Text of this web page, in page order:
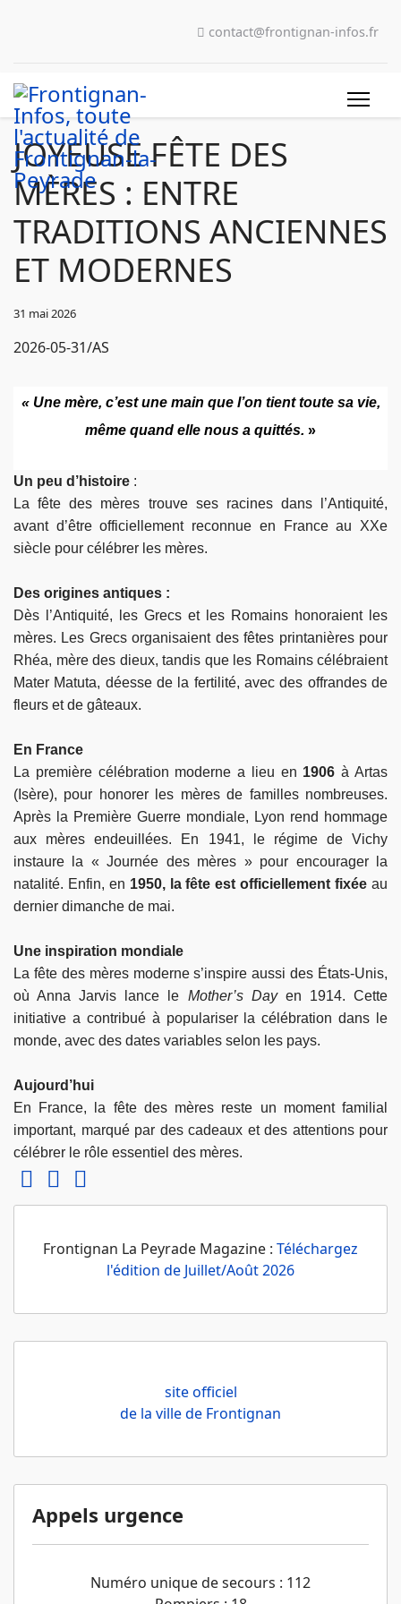
contact@frontignan-infos.fr
JOYEUSE FÊTE DES
MÈRES : ENTRE
TRADITIONS ANCIENNES
ET MODERNES
31 mai 2026
2026-05-31/AS
« Une mère, c’est une main que l’on tient toute sa vie,
même quand elle nous a quittés. »
Un peu d’histoire :
La fête des mères trouve ses racines dans l’Antiquité,
avant d’être officiellement reconnue en France au XXe
siècle pour célébrer les mères.
Des origines antiques :
Dès l’Antiquité, les Grecs et les Romains honoraient les
mères. Les Grecs organisaient des fêtes printanières pour
Rhéa, mère des dieux, tandis que les Romains célébraient
Mater Matuta, déesse de la fertilité, avec des offrandes de
fleurs et de gâteaux.
En France
La première célébration moderne a lieu en 1906 à Artas
(Isère), pour honorer les mères de familles nombreuses.
Après la Première Guerre mondiale, Lyon rend hommage
aux mères endeuillées. En 1941, le régime de Vichy
instaure la « Journée des mères » pour encourager la
natalité. Enfin, en 1950, la fête est officiellement fixée au
dernier dimanche de mai.
Une inspiration mondiale
La fête des mères moderne s’inspire aussi des États-Unis,
où Anna Jarvis lance le Mother’s Dayen 1914. Cette
initiative a contribué à populariser la célébration dans le
monde, avec des dates variables selon les pays.
Aujourd’hui
En France, la fête des mères reste un moment familial
important, marqué par des cadeaux et des attentions pour
célébrer le rôle essentiel des mères.
Frontignan La Peyrade Magazine : Téléchargez
l'édition de Juillet/Août 2026
site officiel
de la ville de Frontignan
Appels urgence
Numéro unique de secours : 112